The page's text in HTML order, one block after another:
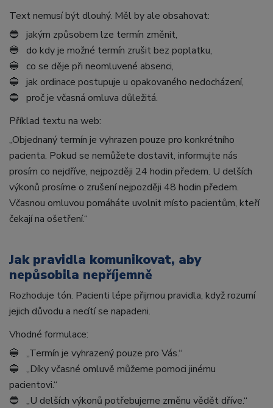
Text nemusí být dlouhý. Měl by ale obsahovat:
🔵 jakým způsobem lze termín změnit,
🔵 do kdy je možné termín zrušit bez poplatku,
🔵 co se děje při neomluvené absenci,
🔵 jak ordinace postupuje u opakovaného nedocházení,
🔵 proč je včasná omluva důležitá.
Příklad textu na web:
„Objednaný termín je vyhrazen pouze pro konkrétního
pacienta. Pokud se nemůžete dostavit, informujte nás
prosím co nejdříve, nejpozději 24 hodin předem. U delších
výkonů prosíme o zrušení nejpozději 48 hodin předem.
Včasnou omluvou pomáháte uvolnit místo pacientům, kteří
čekají na ošetření.“
Jak pravidla komunikovat, aby
nepůsobila nepříjemně
Rozhoduje tón. Pacienti lépe přijmou pravidla, když rozumí
jejich důvodu a necítí se napadeni.
Vhodné formulace:
🔵 „Termín je vyhrazený pouze pro Vás.“
🔵 „Díky včasné omluvě můžeme pomoci jinému
pacientovi.“
🔵 „U delších výkonů potřebujeme změnu vědět dříve.“